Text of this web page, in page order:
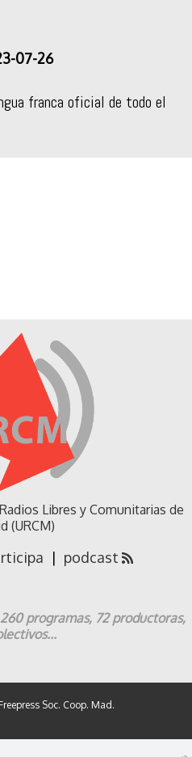
07-26
franca oficial de todo el
Libres y Comunitarias de
(URCM)
| podcast
programas, 72 productoras,
Freepress Soc. Coop. Mad.